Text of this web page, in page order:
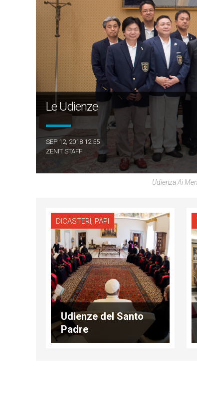
Le Udienze
SEP 12, 2018 12:55
ZENIT STAFF
Udienza Ai
DICASTERI, PAPI
Udienze del Santo
Padre